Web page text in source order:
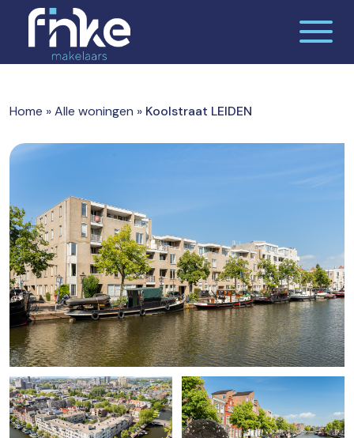
content
Home »Alle woningen » Koolstraat LEIDEN